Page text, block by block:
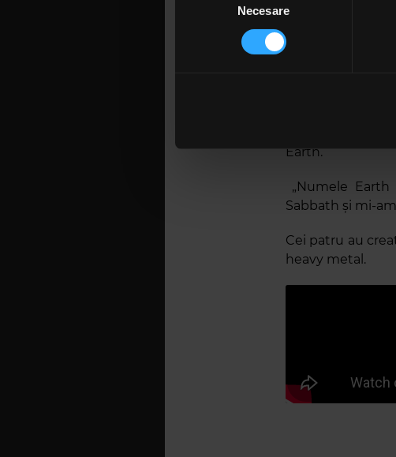
Găsiți mai multe informații despre
Vă puteți modifica sau retrage
traficul. De asemenea, le oferim
care folosiți site-ul nostru. Aceștia
consimțământului
Necesare
Ozzy a
Iommi,
Earth.
„Numele
Sabbath și mi-am
Cei patru au
heavy metal.